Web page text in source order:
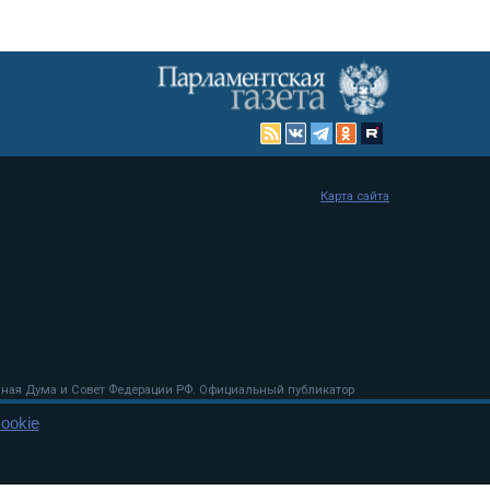
Дума и Совет Федерации РФ. Официальный публикатор
представительства в десяти субъектах федерации.
Карта сайта